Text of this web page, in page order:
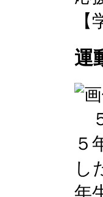
運
５
し
年